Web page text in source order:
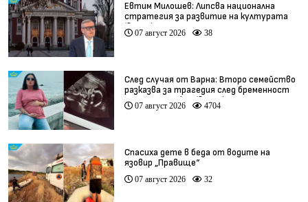
Евтим Милошев: Липсва национална
стратегия за развитие на културата
(видео)
07 август 2026 38
След случая от Варна: Второ семейство
разказва за трагедия след бременност
при същия лекар (видео)
07 август 2026 4704
Спасиха дете в беда от водите на
язовир „Правище“
07 август 2026 32